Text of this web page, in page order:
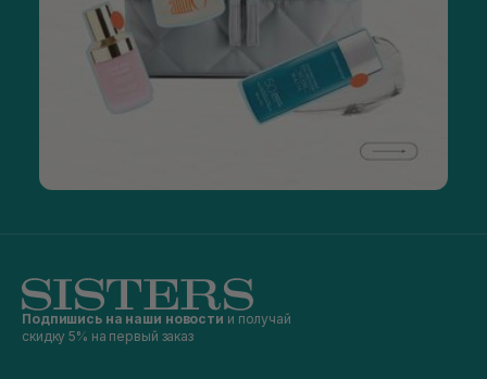
Подпишись на наши новости и получай
скидку 5% на первый заказ